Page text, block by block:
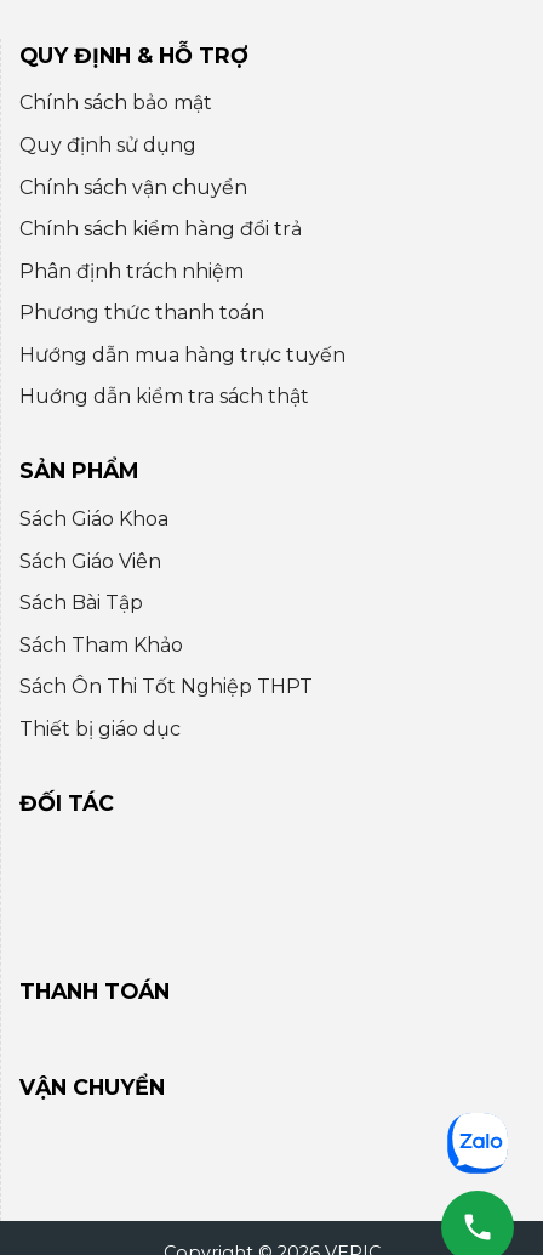
QUY ĐỊNH & HỖ TRỢ
Chính sách bảo mật
Quy định sử dụng
Chính sách vận chuyển
Chính sách kiểm hàng đổi trả
Phân định trách nhiệm
Phương thức thanh toán
Hướng dẫn mua hàng trực tuyến
Huớng dẫn kiểm tra sách thật
SẢN PHẨM
Sách Giáo Khoa
Sách Giáo Viên
Sách Bài Tập
Sách Tham Khảo
Sách Ôn Thi Tốt Nghiệp THPT
Thiết bị giáo dục
ĐỐI TÁC
THANH TOÁN
VẬN CHUYỂN